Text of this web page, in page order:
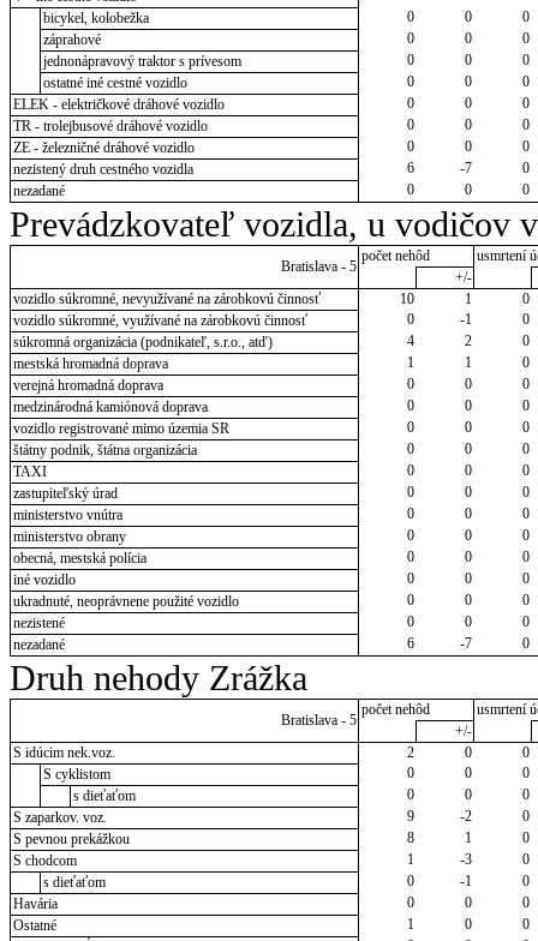
bicykel, kolobežka
0 0
0
záprahové
0 0
0
jednonápravový traktor s prívesom
0 0
0
ostatné iné cestné vozidlo
0 0
0
ELEK - električkové dráhové vozidlo
0 0
0
TR - trolejbusové dráhové vozidlo
0 0
0
ZE - železničné dráhové vozidlo
0 0
0
nezistený druh cestného vozidla
6 -7
0
nezadané
0 0 0
Prevádzkovateľ vozidla, u vodičov
Bratislava - 5
počet nehôd
usmrtení
+/-
vozidlo súkromné, nevyužívané na zárobkovú činnosť
10 1
0
vozidlo súkromné, využívané na zárobkovú činnosť
0 -1
0
súkromná organizácia (podnikateľ, s.r.o., atď)
4 2
0
mestská hromadná doprava
1 1
0
verejná hromadná doprava
0 0
0
medzinárodná kamiónová doprava
0 0
0
vozidlo registrované mimo územia SR
0 0
0
štátny podnik, štátna organizácia
0 0
0
TAXI
0 0
0
zastupiteľský úrad
0 0
0
ministerstvo vnútra
0 0
0
ministerstvo obrany
0 0
0
obecná, mestská polícia
0 0
0
iné vozidlo
0 0
0
ukradnuté, neoprávnene použité vozidlo
0 0
0
nezistené
0 0
0
nezadané
6 -7 0
Druh nehody Zrážka
Bratislava - 5
počet nehôd
usmrtení
+/-
S idúcim nek.voz.
2 0
0
S cyklistom
0 0
0
s dieťaťom
0 0
0
S zaparkov. voz.
9 -2
0
S pevnou prekážkou
8 1
0
S chodcom
1 -3
0
s dieťaťom
0 -1
0
Havária
0 0
0
Ostatné
1 0
0